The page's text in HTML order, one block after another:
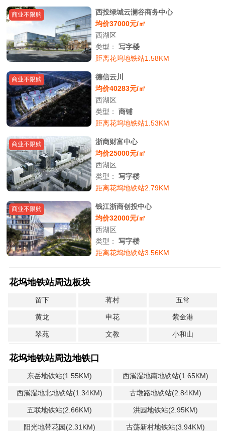
商业不限购
西投绿城云澜谷商务中心
均价37000元/㎡
西湖区
类型：写字楼
距离花坞地铁站1.58KM
商业不限购
德信云川
均价40283元/㎡
西湖区
类型：商铺
距离花坞地铁站1.53KM
商业不限购
浙商财富中心
均价25000元/㎡
西湖区
类型：写字楼
距离花坞地铁站2.79KM
商业不限购
钱江浙商创投中心
均价32000元/㎡
西湖区
类型：写字楼
距离花坞地铁站3.56KM
花坞地铁站周边板块
留下 蒋村 五常
黄龙 申花 紫金港
翠苑 文教 小和山
花坞地铁站周边地铁口
东岳地铁站(1.55KM) 西溪湿地南地铁站(1.65KM)
西溪湿地北地铁站(1.34KM) 古墩路地铁站(2.84KM)
五联地铁站(2.66KM) 洪园地铁站(2.95KM)
阳光地带花园(2.31KM) 古荡新村地铁站(3.94KM)